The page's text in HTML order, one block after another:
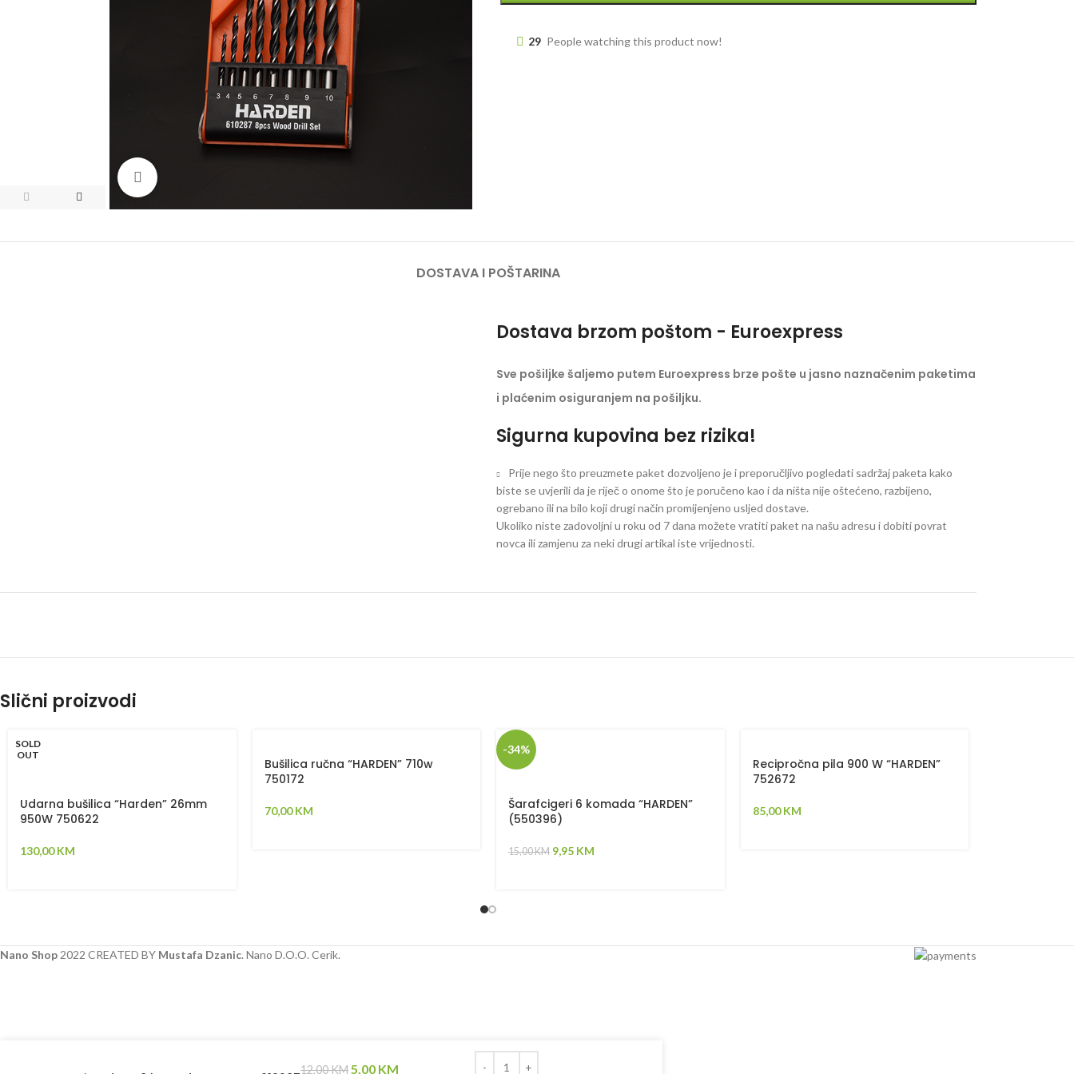
29 People watching this product now!
DOSTAVA I POŠTARINA
Dostava brzom poštom - Euroexpress
Sve pošiljke šaljemo putem Euroexpress brze pošte u jasno naznačenim paketima
i plaćenim osiguranjem na pošiljku.
Sigurna kupovina bez rizika!
Prije nego što preuzmete paket dozvoljeno je i preporučljivo pogledati sadržaj paketa kako
biste se uvjerili da je riječ o onome što je poručeno kao i da ništa nije oštećeno, razbijeno,
ogrebano ili na bilo koji drugi način promijenjeno usljed dostave.
Ukoliko niste zadovoljni u roku od 7 dana možete vratiti paket na našu adresu i dobiti povrat
novca ili zamjenu za neki drugi artikal iste vrijednosti.
Slični proizvodi
SOLD
OUT
Udarna bušilica “Harden” 26mm
950W 750622
130,00KM
Bušilica ručna “HARDEN” 710w
750172
70,00KM
-34%
Šarafcigeri 6 komada “HARDEN”
(550396)
15,00KM 9,95 KM
Recipročna pila 900 W “HARDEN”
752672
85,00KM
Nano Shop 2022 CREATED BY Mustafa Dzanic. Nano D.O.O. Cerik.
12,00KM5,00 KM